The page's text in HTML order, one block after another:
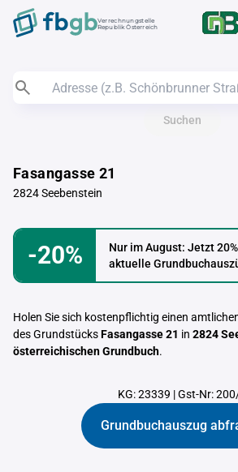
Verrechnungstelle
Republik Österreich
Suchen
Fasangasse 21
2824 Seebenstein
-20%
Nur im August: Jetzt
aktuelle
Holen Sie sich kostenpflichtig einen
des GrundstücksFasangasse 21 in 2824
österreichischen Grundbuch.
KG: 23339 |Gst-Nr:
Grundbuchauszug